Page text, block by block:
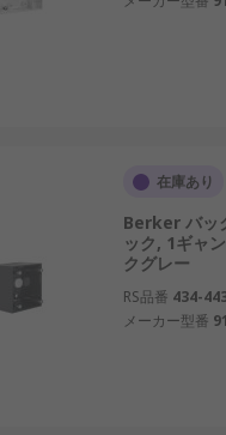
在庫あり
Berker バッ
ック, 1ギャ
クグレー
RS品番 434-
メーカー型番